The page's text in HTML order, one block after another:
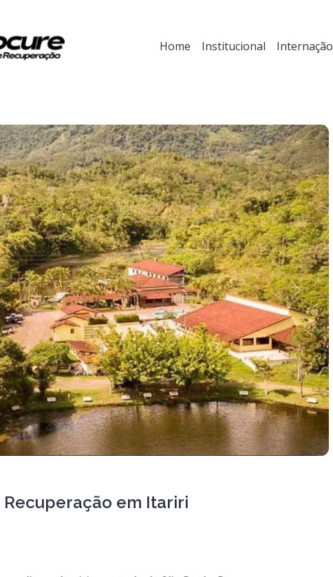
Home Institucional Internação
Next
Recuperação em Itariri